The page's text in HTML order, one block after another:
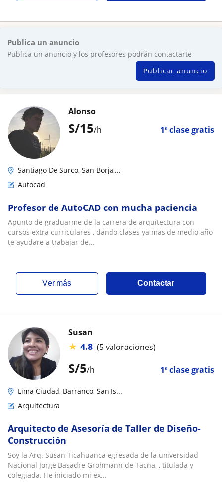
Publica un anuncio
Publica un anuncio y los profesores podrán contactarte
Publicar anuncio
S/15/h 1ª clase gratis
Alonso
Santiago De Surco, San Borja,...
Autocad
Profesor de AutoCAD con mucha paciencia
Apunto de graduarme de la carrera de arquitectura con
cursos extra curriculares , dando clases ya mas de medio año
te ayudare a trabajar de...
ver más Contactar
S/5/h 1ª clase gratis
Susan
★ 4.8 (5 valoraciones)
Lima Ciudad, Barranco, San Is...
Arquitectura
Arquitecto de Asesoría de Taller de Diseño-
Construcción
Soy la Arq. Susan Ticahuanca egresada de la universidad
Nacional Jorge Basadre Grohmann de Tacna, , titulada y
colegiada. He iniciado mi ex...